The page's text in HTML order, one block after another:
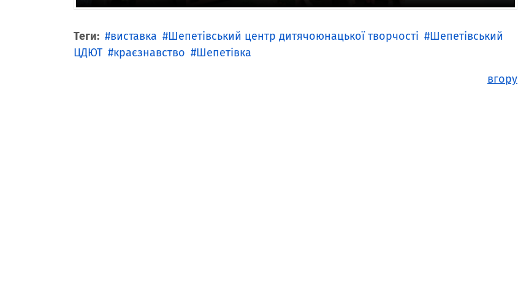
Теги: виставка Шепетівський центр дитячоюнацької творчості
Шепетівський
ЦДЮТ
краєзнавство
Шепетівка
вгору